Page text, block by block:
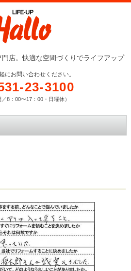
店。快適な空間づくりでライフアップ
にお問い合わせください。
23-3100
／8：00〜17：00・日曜休）